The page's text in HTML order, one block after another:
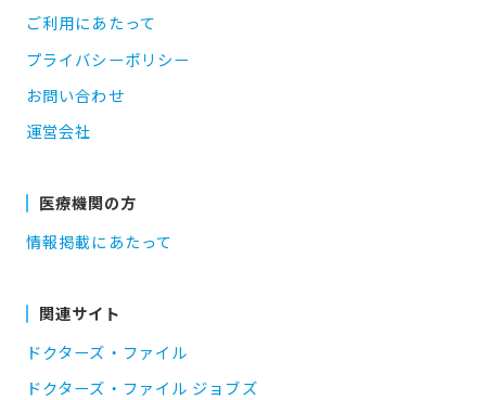
ご利用にあたって
プライバシーポリシー
お問い合わせ
運営会社
医療機関の方
情報掲載にあたって
関連サイト
ドクターズ・ファイル
ドクターズ・ファイル ジョブズ